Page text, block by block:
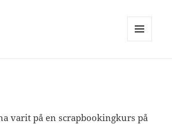
varit på en scrapbookingkurs på